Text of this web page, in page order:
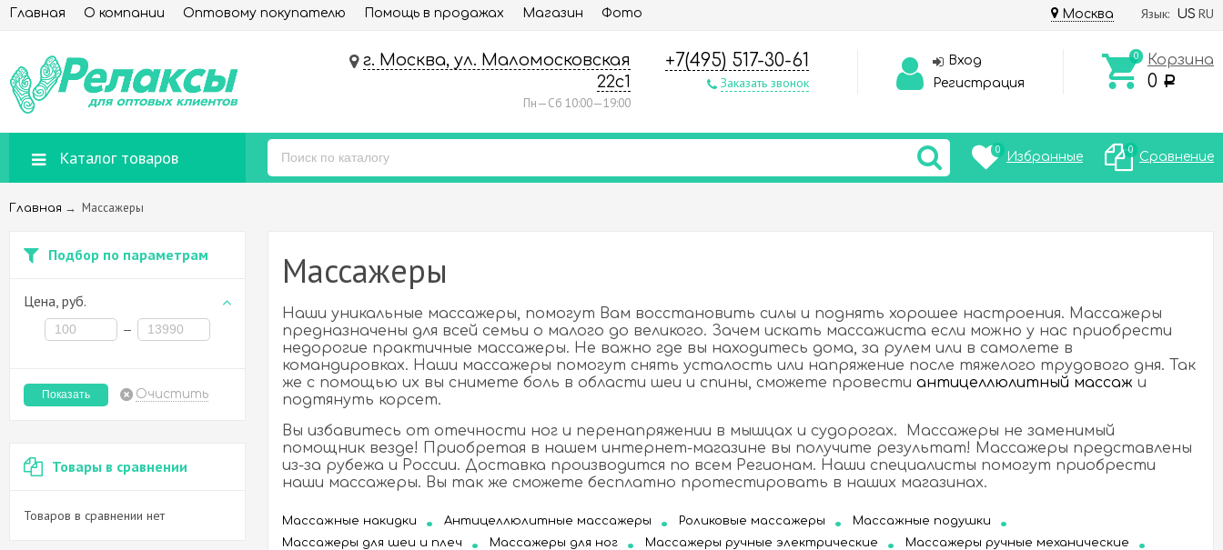
Москва Язык: US RU
Главная О компании Оптовому покупателю Помощь в продажах Магазин Фото
г. Москва, ул. Маломосковская
22с1
Пн—Сб 10:00—19:00
+7(495) 517-30-61
Заказать звонок
Вход
Регистрация
0 Корзина
0 Р
Каталог товаров 0 Избранные 0 Сравнение
Главная → Массажеры
Подбор по параметрам
Цена, руб.
—
Очистить
Товары в сравнении
Товаров в сравнении нет
Массажеры
Наши уникальные массажеры, помогут Вам восстановить силы и поднять хорошее настроения. Массажеры
предназначены для всей семьи о малого до великого. Зачем искать массажиста если можно у нас приобрести
недорогие практичные массажеры. Не важно где вы находитесь дома, за рулем или в самолете в
командировках. Наши массажеры помогут снять усталость или напряжение после тяжелого трудового дня. Так
же с помощью их вы снимете боль в области шеи и спины, сможете провести антицеллюлитный массаж и
подтянуть корсет.
Вы избавитесь от отечности ног и перенапряжении в мышцах и судорогах. Массажеры не заменимый
помощник везде! Приобретая в нашем интернет-магазине вы получите результат! Массажеры представлены
из-за рубежа и России. Доставка производится по всем Регионам. Наши специалисты помогут приобрести
наши массажеры. Вы так же сможете бесплатно протестировать в наших магазинах.
Массажные накидки Антицеллюлитные массажеры Роликовые массажеры
Массажные подушки
Массажеры для шеи и плеч
Массажеры для ног Массажеры ручные электрические
Массажеры ручные механические